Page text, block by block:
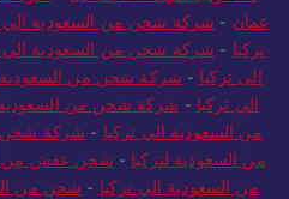
عمان - شركة شحن من السعودية الي
تركيا - شركة شحن من السعودية الي
الى تركيا - شركة شحن من السعودية
الي تركيا - شركة شحن من السعودية
من السعودية الي تركيا - شركة شحن
من السعودية لتركيا - شحن عفش من
من السعودية الي تركيا - شحن من